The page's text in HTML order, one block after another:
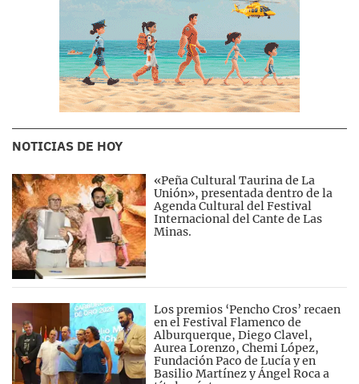
NOTICIAS DE HOY
«Peña Cultural Taurina de La
Unión», presentada dentro de la
Agenda Cultural del Festival
Internacional del Cante de Las
Minas.
Los premios ‘Pencho Cros’ recaen
en el Festival Flamenco de
Alburquerque, Diego Clavel,
Aurea Lorenzo, Chemi López,
Fundación Paco de Lucía y en
Basilio Martínez y Ángel Roca a